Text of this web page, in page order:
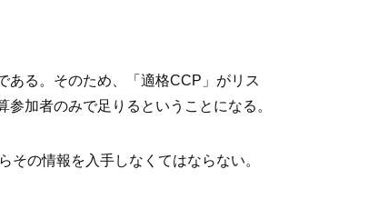
ある。そのため、「適格CCP」がリス
加者のみで足りるということになる。
の情報を入手しなくてはならない。